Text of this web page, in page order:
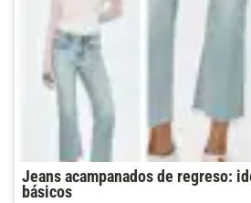
Jeans acampanados de regreso:
básicos